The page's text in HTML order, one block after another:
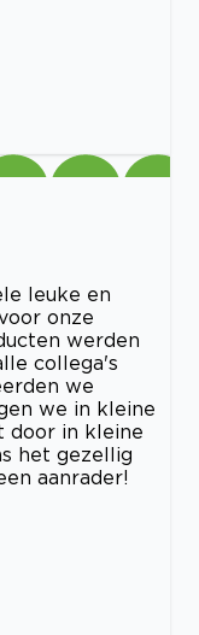
leuke en
onze
werden
collega's
we
we in kleine
door in kleine
het gezellig
aanrader!